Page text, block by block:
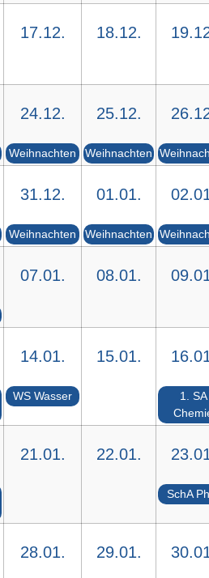
17.12. 18.12.
24.12.
Weihnachten
25.12.
Weihnachten
31.12.
Weihnachten
01.01.
Weihnachten
07.01. 08.01.
14.01.
WS Wasser
15.01.
1. SA
21.01. 22.01.
SchA
28.01. 29.01.